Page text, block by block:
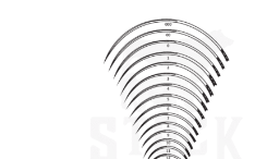
de
producto